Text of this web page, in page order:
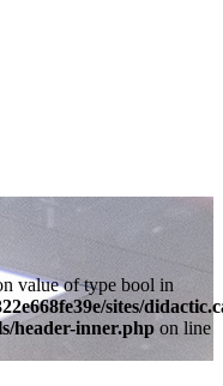
value of type bool in
sites/
header-inner.php on line